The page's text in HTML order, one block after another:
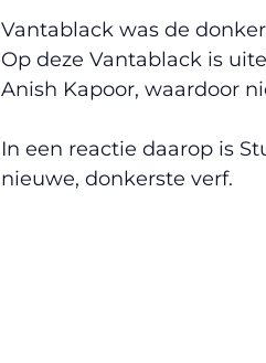
Vantablack was de
Op deze Vantablack is
Anish Kapoor, waardoor
In een reactie daarop is
nieuwe, donkerste verf.